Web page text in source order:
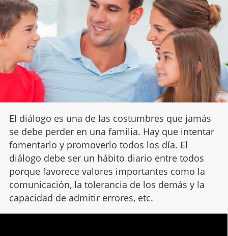
El diálogo es una de las costumbres que jamás
se debe perder en una familia. Hay que intentar
fomentarlo y promoverlo todos los día. El
diálogo debe ser un hábito diario entre todos
porque favorece valores importantes como la
comunicación, la tolerancia de los demás y la
capacidad de admitir errores, etc.